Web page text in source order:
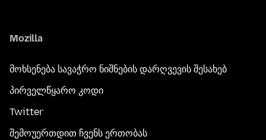
Mozilla
მოხსენება სავაჭრო ნიშნების დარღვევის შესახებ
პირველწყარო კოდი
Twitter
შემოუერთდით ჩვენს ერთობას